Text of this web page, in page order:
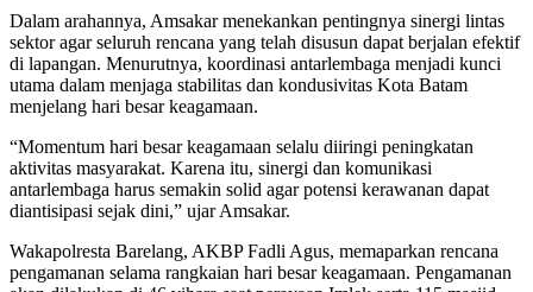
Dalam arahannya, Amsakar menekankan pentingnya sinergi lintas
sektor agar seluruh rencana yang telah disusun dapat berjalan efektif
di lapangan. Menurutnya, koordinasi antarlembaga menjadi kunci
utama dalam menjaga stabilitas dan kondusivitas Kota Batam
menjelang hari besar keagamaan.
“Momentum hari besar keagamaan selalu diiringi peningkatan
aktivitas masyarakat. Karena itu, sinergi dan komunikasi
antarlembaga harus semakin solid agar potensi kerawanan dapat
diantisipasi sejak dini,” ujar Amsakar.
Wakapolresta Barelang, AKBP Fadli Agus, memaparkan rencana
pengamanan selama rangkaian hari besar keagamaan. Pengamanan